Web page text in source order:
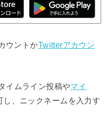
ウントかTwitterアカウン
イムライン投稿やマイ
し、ニックネームを入力す